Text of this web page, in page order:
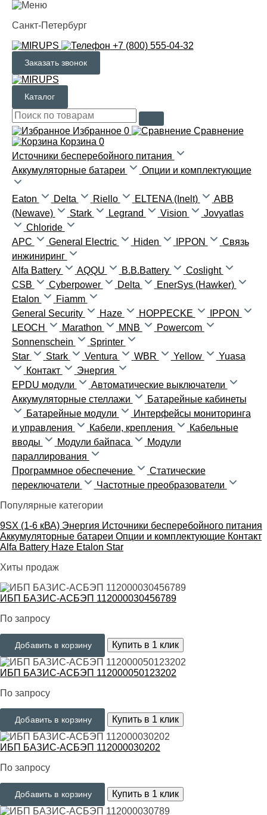
Санкт-Петербург
+7 (800) 555-04-32
Заказать звонок
Каталог
Избранное 0
Сравнение
Корзина 0
Источники бесперебойного питания
Аккумуляторные батареи
Опции и комплектующие
Eaton Delta Riello ELTENA (Inelt)
ABB
(Newave)
Stark Legrand Vision
Jovyatlas
Chloride
APC
General Electric Hiden IPPON
Связь
инжиниринг
Alfa Battery
AQQU B.B.Battery
Coslight
CSB
Cyberpower Delta
EnerSys (Hawker)
Etalon
Fiamm
General Security
Haze HOPPECKE
IPPON
LEOCH
Marathon MNB
Powercom
Sonnenschein
Sprinter
Star
Stark Ventura WBR Yellow
Yuasa
Контакт
Энергия
EPDU модули
Автоматические выключатели
Аккумуляторные стеллажи
Батарейные кабинеты
Батарейные модули
Интерфейсы мониторинга
и управления
Кабели, крепления
Кабельные
вводы
Модули байпаса
Модули
параллирования
Программное обеспечение
Статические
переключатели
Частотные преобразователи
Популярные категории
9SX (1-6 кВА) Энергия Источники бесперебойного питания
Аккумуляторные батареи Опции и комплектующие Контакт
Alfa Battery Haze Etalon Star
Хиты продаж
ИБП БАЗИС-АСБЭП 112000030456789
По запросу
Добавить в корзину Купить в 1 клик
ИБП БАЗИС-АСБЭП 112000050123202
По запросу
Добавить в корзину Купить в 1 клик
ИБП БАЗИС-АСБЭП 112000030202
По запросу
Добавить в корзину Купить в 1 клик